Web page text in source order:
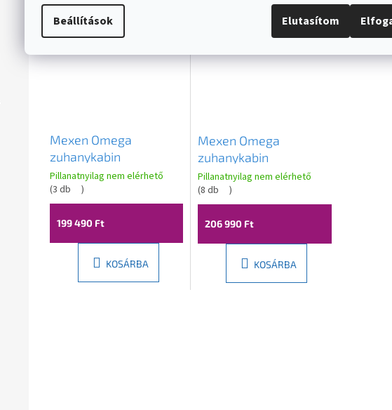
Beállítások Elutasítom
Mexen Omega
zuhanykabin
160x100cm, 8mm üveg,
króm profil-átlátszó
üveg, 825-160-100-01-
00
Pillanatnyilag nem elérhető
(3 db )
199 490 Ft
KOSÁRBA
Mexen Omega
zuhanykabin
160x100cm, 8mm üveg,
fekete profil-átlátszó
üveg, 825-160-100-70-
00
Pillanatnyilag nem elérhető
(8 db )
206 990 Ft
KOSÁRBA